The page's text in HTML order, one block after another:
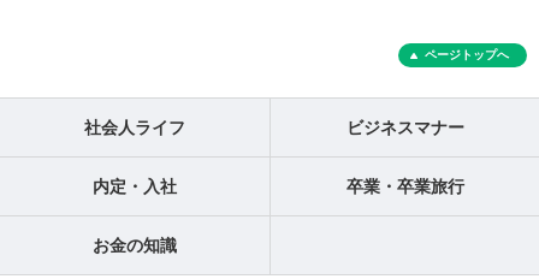
ページトップへ
社会人ライフ ビジネスマナー
内定・入社 卒業・卒業旅行
お金の知識